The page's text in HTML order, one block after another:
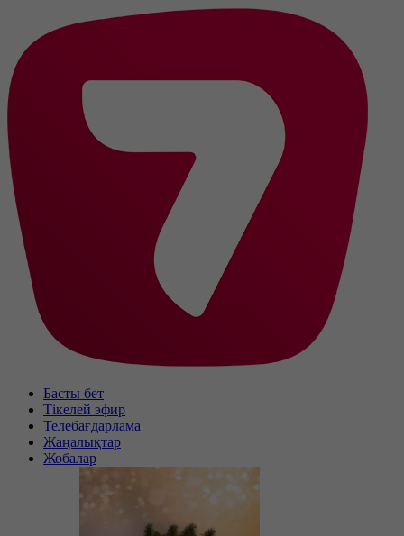
Басты бет
Тікелей эфир
Телебағдарлама
Жаңалықтар
Жобалар